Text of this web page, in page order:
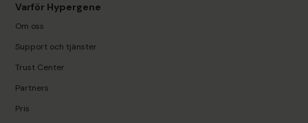
Varför Hypergene
Om oss
Support och tjänster
Trust Center
Partners
Pris